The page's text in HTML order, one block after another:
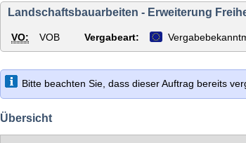
Landschaftsbauarbeiten - Erweiterung
VO: VOB Vergabeart:
Bitte beachten Sie, dass dieser Auftrag bereits
Übersicht